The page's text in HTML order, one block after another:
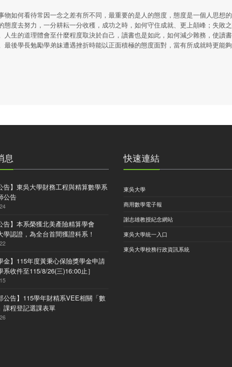
物如何看待常因一念之差有所不同，最重要的是人的態度，態度是一個人思想
態度去努力，一分耕耘一分收穫，成功之時，如何守住成就、更上顛峰；失敗
人生的道理體會至什麼程度取決於自己，讀書也是如此，如何減少雜務，使讀
最後學長勉勵學弟妹遭遇挫折時能以正面積極的態度面對，當有所成就時更能夠
息
告】東吳大學財務工程與精算數學系
公告
告】本系榮獲北美產險精算學會
學認證，為全台首間獲證科系！
金】115年度黃秉心保險獎學金申請
系收件至115/8/26(三)16:00止］
公告】115學年財精系VEE相關「數
課程登記選課表單
快速連結
東吳大學
商用數學電子報
謝志雄教授紀念網站
東吳大學統一入口
東吳大學校務行政資訊系統